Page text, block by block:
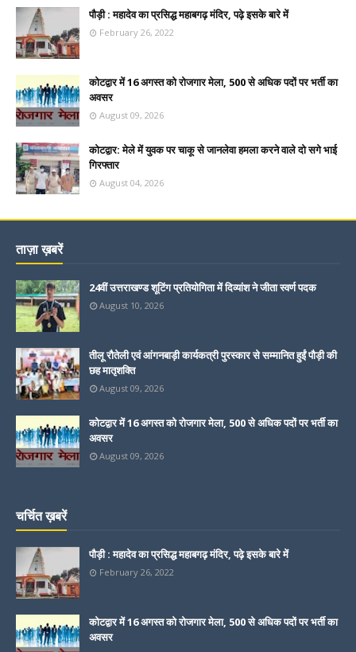
पौड़ी : महादेव का प्रसिद्ध महाबगढ़ मंदिर, पढ़े इसके बारे में
February 26, 2022
कोटद्वार में 16 अगस्त को रोजगार मेला, 500 से अधिक पदों पर भर्ती का
अवसर
August 09, 2026
कोटद्वार: मेले में युवक पर चाकू से जानलेवा हमला करने वाले दो सगे भाई
गिरफ्तार
August 04, 2026
ताज़ा ख़बरें
24वीं उत्तराखण्ड शूटिंग प्रतियोगिता में दिव्यांश ने जीता स्वर्ण पदक
August 10, 2026
तीलू रौतेली एवं आंगनबाड़ी कार्यकत्री पुरस्कार से सम्मानित हुईं पौड़ी की
छह मातृशक्ति
August 09, 2026
कोटद्वार में 16 अगस्त को रोजगार मेला, 500 से अधिक पदों पर भर्ती का
अवसर
August 09, 2026
चर्चित ख़बरें
पौड़ी : महादेव का प्रसिद्ध महाबगढ़ मंदिर, पढ़े इसके बारे में
February 26, 2022
कोटद्वार में 16 अगस्त को रोजगार मेला, 500 से अधिक पदों पर भर्ती का
अवसर